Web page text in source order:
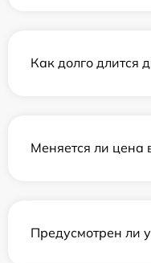
Как долго длится
Меняется ли цена
Предусмотрен ли